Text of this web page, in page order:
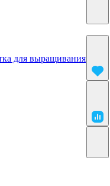
для выращивания